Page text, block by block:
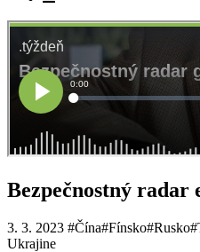
Bezpečnostný radar
3. 3. 2023 #Čína#Fínsko#Rusko
Ukrajine